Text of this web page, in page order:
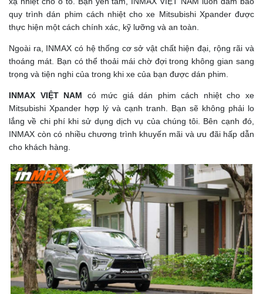
quy trình dán phim cách nhiệt cho xe Mitsubishi Xpander được
thực hiện một cách chính xác, kỹ lưỡng và an toàn.
Ngoài ra, INMAX có hệ thống cơ sở vật chất hiện đại, rộng rãi và
thoáng mát. Bạn có thể thoải mái chờ đợi trong không gian sang
trọng và tiện nghi của trong khi xe của bạn được dán phim.
INMAX VIỆT NAM có mức giá dán phim cách nhiệt cho xe
Mitsubishi Xpander hợp lý và cạnh tranh. Bạn sẽ không phải lo
lắng về chi phí khi sử dụng dịch vụ của chúng tôi. Bên cạnh đó,
INMAX còn có nhiều chương trình khuyến mãi và ưu đãi hấp dẫn
cho khách hàng.